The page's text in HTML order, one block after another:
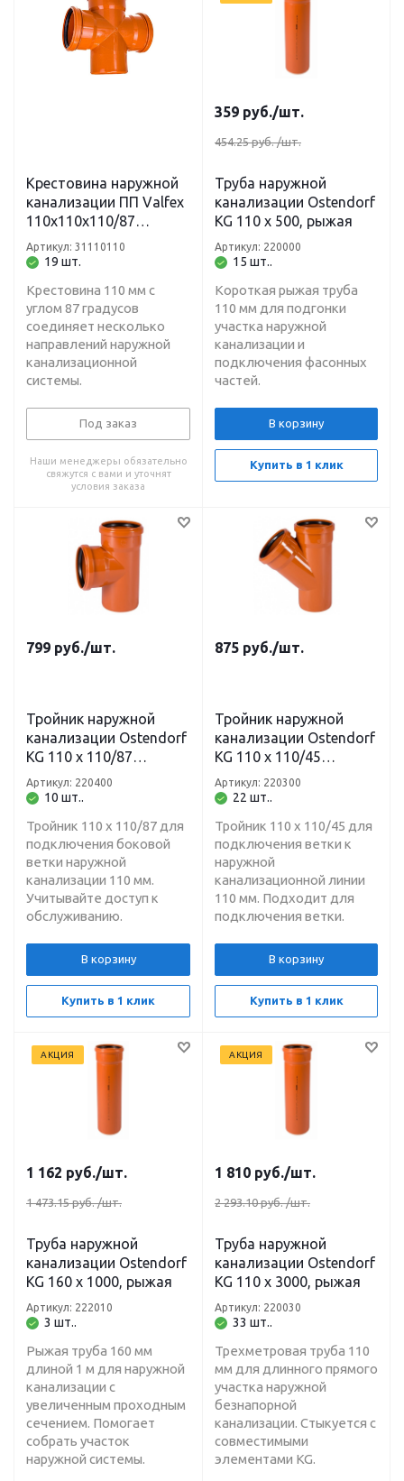
Крестовина наружной
канализации ПП Valfex
110х110х110/87
градусов рыжая
19 шт.
Артикул: 31110110
Крестовина 110 мм с
углом 87 градусов
соединяет несколько
направлений наружной
канализационной
системы.
Под заказ
Наши менеджеры обязательно
свяжутся с вами и уточнят
условия заказа
359 руб./шт.
454.25 руб. /шт.
Труба наружной
канализации Ostendorf
KG 110 х 500, рыжая
15 шт..
Артикул: 220000
Короткая рыжая труба
110 мм для подгонки
участка наружной
канализации и
подключения фасонных
частей.
В корзину
Купить в 1 клик
799 руб./шт.
Тройник наружной
канализации Ostendorf
KG 110 х 110/87
градусов, рыжий
10 шт..
Артикул: 220400
Тройник 110 х 110/87 для
подключения боковой
ветки наружной
канализации 110 мм.
Учитывайте доступ к
обслуживанию.
В корзину
Купить в 1 клик
875 руб./шт.
Тройник наружной
канализации Ostendorf
KG 110 х 110/45
градусов, рыжий
22 шт..
Артикул: 220300
Тройник 110 х 110/45 для
подключения ветки к
наружной
канализационной линии
110 мм. Подходит для
подключения ветки.
В корзину
Купить в 1 клик
АКЦИЯ
1 162 руб./шт.
1 473.15 руб. /шт.
Труба наружной
канализации Ostendorf
KG 160 х 1000, рыжая
3 шт..
Артикул: 222010
Рыжая труба 160 мм
длиной 1 м для наружной
канализации с
увеличенным проходным
сечением. Помогает
собрать участок
наружной системы.
АКЦИЯ
1 810 руб./шт.
2 293.10 руб. /шт.
Труба наружной
канализации Ostendorf
KG 110 х 3000, рыжая
33 шт..
Артикул: 220030
Трехметровая труба 110
мм для длинного прямого
участка наружной
безнапорной
канализации. Стыкуется с
совместимыми
элементами KG.